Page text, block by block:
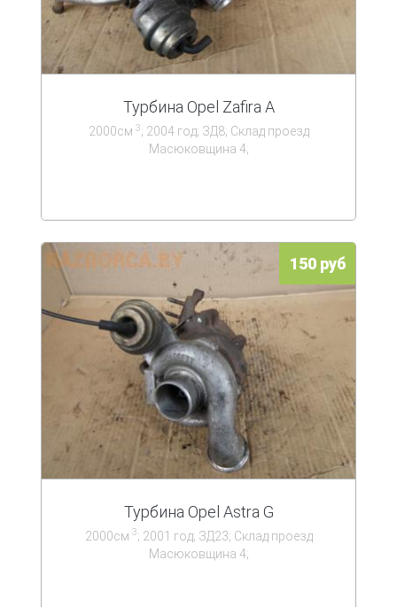
Турбина Opel Zafira A
2000см 3; 2004 год; ЗД8; Склад проезд
Масюковщина 4;
150 руб
Турбина Opel Astra G
2000см 3; 2001 год; ЗД23; Склад проезд
Масюковщина 4;